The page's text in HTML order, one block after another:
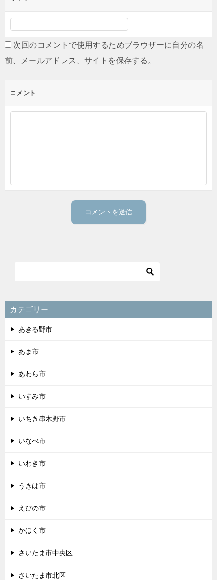
次回のコメントで使用するためブラウザーに自分の名
前、メールアドレス、サイトを保存する。
コメント
カテゴリー
あきる野市
あま市
あわら市
いすみ市
いちき串木野市
いなべ市
いわき市
うきは市
えびの市
かほく市
さいたま市中央区
さいたま市北区